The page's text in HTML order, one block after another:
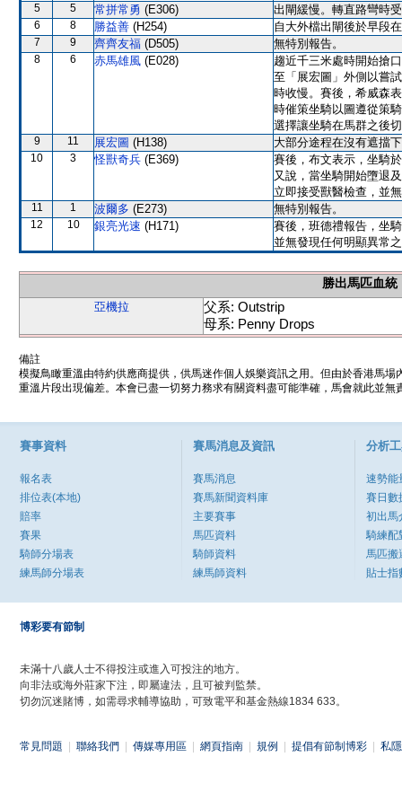
5 5 常拼常勇 (E306) 出閘緩慢。轉直路彎時
6 8 勝益善 (H254) 自大外檔出閘後於早段
7 9 齊齊友福 (D505) 無特別報告。
8 6 赤馬雄風 (E028)
趨近千三米處時開始搶
至「展宏圖」外側以嘗
時收慢。賽後，希威森
時催策坐騎以圖遵從策
選擇讓坐騎在馬群之後
9 11 展宏圖 (H138) 大部分途程在沒有遮擋
10 3 怪獸奇兵 (E369)
賽後，布文表示，坐騎
又說，當坐騎開始墮退
立即接受獸醫檢查，並
11 1 波爾多 (E273) 無特別報告。
12 10 銀亮光速 (H171)
賽後，班德禮報告，坐
並無發現任何明顯異常
勝出馬匹血統
亞機拉
父系: Outstrip
母系: Penny Drops
備註
模擬鳥瞰重溫由特約供應商提供，供馬迷作個人娛樂資訊之用。但由於香港馬
重溫片段出現偏差。本會已盡一切努力務求有關資料盡可能準確，馬會就此並
賽事資料
報名表
排位表(本地)
賠率
賽果
騎師分場表
練馬師分場表
賽馬消息及資訊
賽馬消息
賽馬新聞資料庫
主要賽事
馬匹資料
騎師資料
練馬師資料
分析
速勢能
賽日數
初出馬
騎練配
馬匹搬
貼士指
博彩要有節制
未滿十八歲人士不得投注或進入可投注的地方。
向非法或海外莊家下注，即屬違法，且可被判監禁。
切勿沉迷賭博，如需尋求輔導協助，可致電平和基金熱線1834 633。
常見問題 聯絡我們 傳媒專用區 網頁指南 規例 提倡有節制博彩 私